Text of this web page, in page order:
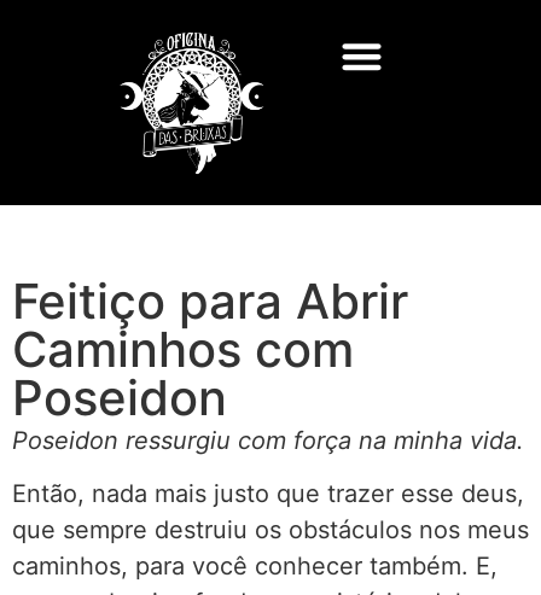
Feitiço para Abrir
Caminhos com
Poseidon
Poseidon ressurgiu com força na minha vida.
Então, nada mais justo que trazer esse deus,
que sempre destruiu os obstáculos nos meus
caminhos, para você conhecer também. E,